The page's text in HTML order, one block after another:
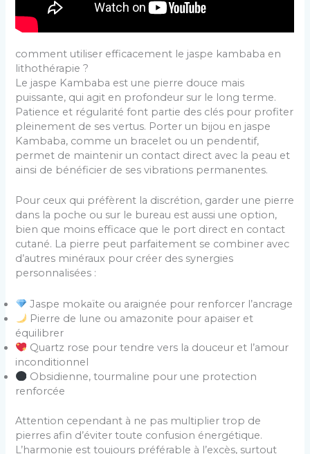
comment utiliser efficacement le jaspe kambaba en
lithothérapie ?
Le jaspe Kambaba est une pierre douce mais
puissante, qui agit en profondeur sur le long terme.
Patience et régularité font partie des clés pour profiter
pleinement de ses vertus. Porter un bijou en jaspe
Kambaba, comme un bracelet ou un pendentif,
permet de maintenir un contact direct avec la peau et
ainsi de bénéficier de ses vibrations permanentes.
Pour ceux qui préfèrent la discrétion, garder une pierre
dans la poche ou sur le bureau est aussi une option,
bien que moins efficace que le port direct en contact
cutané. La pierre peut parfaitement se combiner avec
d’autres minéraux pour créer des synergies
personnalisées :
Jaspe mokaïte ou araignée pour renforcer l’ancrage
Pierre de lune ou amazonite pour apaiser et
équilibrer
Quartz rose pour tendre vers la douceur et l’amour
inconditionnel
Obsidienne, tourmaline pour une protection
renforcée
Attention cependant à ne pas multiplier trop de
pierres afin d’éviter toute confusion énergétique.
L’harmonie est toujours préférable à l’excès, surtout